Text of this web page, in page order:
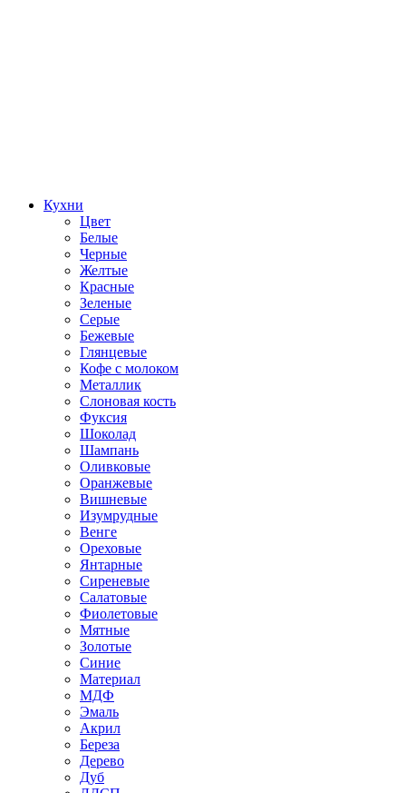
Кухни
Цвет
Белые
Черные
Желтые
Красные
Зеленые
Серые
Бежевые
Глянцевые
Кофе с молоком
Металлик
Слоновая кость
Фуксия
Шоколад
Шампань
Оливковые
Оранжевые
Вишневые
Изумрудные
Венге
Ореховые
Янтарные
Сиреневые
Салатовые
Фиолетовые
Мятные
Золотые
Синие
Материал
МДФ
Эмаль
Акрил
Береза
Дерево
Дуб